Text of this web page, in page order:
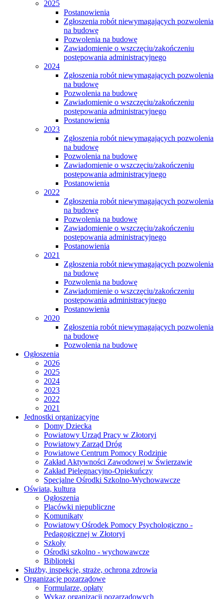
2025
Postanowienia
Zgłoszenia robót niewymagających pozwolenia
na budowę
Pozwolenia na budowę
Zawiadomienie o wszczęciu/zakończeniu
postępowania administracyjnego
2024
Zgłoszenia robót niewymagających pozwolenia
na budowę
Pozwolenia na budowę
Zawiadomienie o wszczęciu/zakończeniu
postępowania administracyjnego
Postanowienia
2023
Zgłoszenia robót niewymagających pozwolenia
na budowę
Pozwolenia na budowę
Zawiadomienie o wszczęciu/zakończeniu
postępowania administracyjnego
Postanowienia
2022
Zgłoszenia robót niewymagających pozwolenia
na budowę
Pozwolenia na budowę
Zawiadomienie o wszczęciu/zakończeniu
postępowania administracyjnego
Postanowienia
2021
Zgłoszenia robót niewymagających pozwolenia
na budowę
Pozwolenia na budowę
Zawiadomienie o wszczęciu/zakończeniu
postępowania administracyjnego
Postanowienia
2020
Zgłoszenia robót niewymagających pozwolenia
na budowę
Pozwolenia na budowę
Ogłoszenia
2026
2025
2024
2023
2022
2021
Jednostki organizacyjne
Domy Dziecka
Powiatowy Urząd Pracy w Złotoryi
Powiatowy Zarząd Dróg
Powiatowe Centrum Pomocy Rodzinie
Zakład Aktywności Zawodowej w Świerzawie
Zakład Pielęgnacyjno-Opiekuńczy
Specjalne Ośrodki Szkolno-Wychowawcze
Oświata, kultura
Ogłoszenia
Placówki niepubliczne
Komunikaty
Powiatowy Ośrodek Pomocy Psychologiczno -
Pedagogicznej w Złotoryi
Szkoły
Ośrodki szkolno - wychowawcze
Biblioteki
Służby, inspekcje, straże, ochrona zdrowia
Organizacje pozarządowe
Formularze, opłaty
Wykaz organizacji pozarządowych